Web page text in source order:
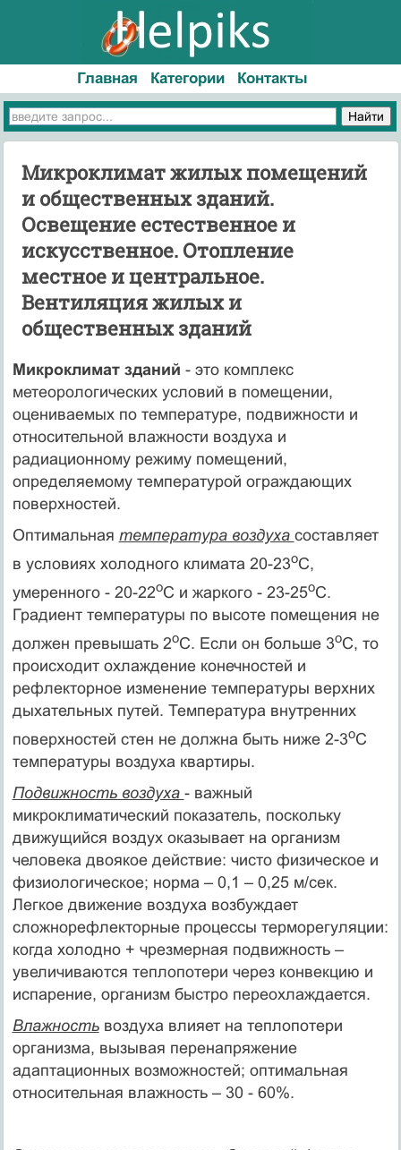
Главная Категории Контакты
Микроклимат жилых помещений
и общественных зданий.
Освещение естественное и
искусственное. Отопление
местное и центральное.
Вентиляция жилых и
общественных зданий
Микроклимат зданий - это комплекс
метеорологических условий в помещении,
оцениваемых по температуре, подвижности и
относительной влажности воздуха и
радиационному режиму помещений,
определяемому температурой ограждающих
поверхностей.
Оптимальная температура воздуха составляет
в условиях холодного климата 20-23оС,
умеренного - 20-22оС и жаркого - 23-25оС.
Градиент температуры по высоте помещения не
должен превышать 2оС. Если он больше 3оС, то
происходит охлаждение конечностей и
рефлекторное изменение температуры верхних
дыхательных путей. Температура внутренних
поверхностей стен не должна быть ниже 2-3оС
температуры воздуха квартиры.
Подвижность воздуха - важный
микроклиматический показатель, поскольку
движущийся воздух оказывает на организм
человека двоякое действие: чисто физическое и
физиологическое; норма – 0,1 – 0,25 м/сек.
Легкое движение воздуха возбуждает
сложнорефлекторные процессы терморегуляции:
когда холодно + чрезмерная подвижность –
увеличиваются теплопотери через конвекцию и
испарение, организм быстро переохлаждается.
Влажностьвоздуха влияет на теплопотери
организма, вызывая перенапряжение
адаптационных возможностей; оптимальная
относительная влажность – 30 - 60%.